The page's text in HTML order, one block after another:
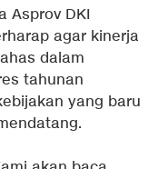
Asprov DKI
agar kinerja
dalam
tahunan
yang baru